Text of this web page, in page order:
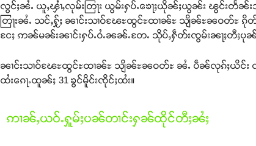
လွင်ႈၼႆႉ ယူႇၾၢႆႇလုမ်းတြႃး ယွမ်းႁပ်ႉၶေႃႈယိုၼ်ႈယွၼ်း ၽွင်း
တြႃးၼႆႉ သင်ႇႁႂ်ႈ ၼၢင်းသၢဝ်ၽႄႊထွင်ႊထၢၼ်ႊ သျိၼ်ႊၼဝတ်ႊ ၵို
ငႄႈ ဢၼ်မၼ်းၼၢင်းႁပ်ႉဝႆႉၼၼ်ႉတႄႉ သိုပ်ႇႁဵတ်းၸွမ်းၼႃႈတီႈပုၼ်
ၼၢင်းသၢဝ်ၽႄႊထွင်ႊထၢၼ်ႊ သျိၼ်ႊၼဝတ်ႊ ၼႆႉ ပဵၼ်လုၵ်ႈယိင်
ထႆးၵေႃႉထူၼ်ႈ 31 ၶွင်မိူင်းၸိုင်ႈထႆး။
ဢၢၼ်ႇယဝ်ႉႁူမ်ႈပၼ်တၢင်းႁၼ်ထိုင်တီႈၼႆႈ